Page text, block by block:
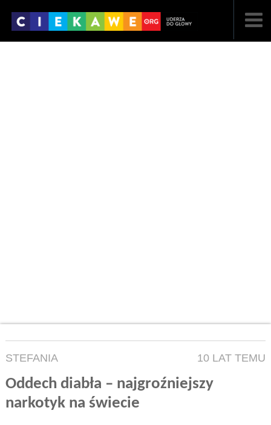
STEFANIA 10 LAT TEMU
Oddech diabła – najgroźniejszy
narkotyk na świecie